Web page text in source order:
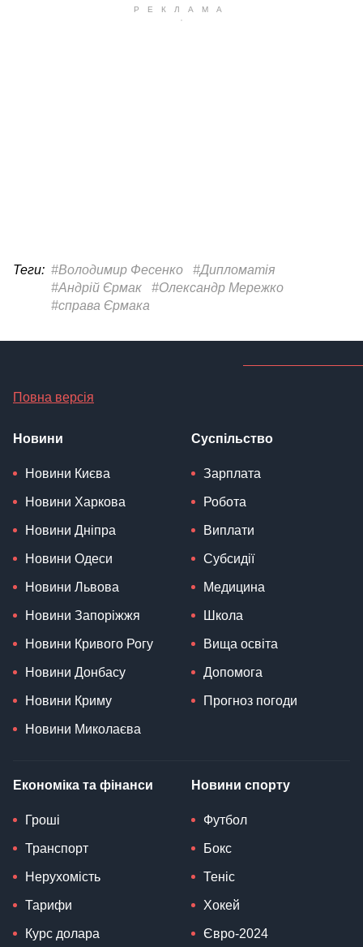
Теги: #Володимир Фесенко
#Дипломатія
#Андрій Єрмак
#Олександр Мережко
#справа Єрмака
Повна версія
Новини
Новини Києва
Новини Харкова
Новини Дніпра
Новини Одеси
Новини Львова
Новини Запоріжжя
Новини Кривого Рогу
Новини Донбасу
Новини Криму
Новини Миколаєва
Суспільство
Зарплата
Робота
Виплати
Субсидії
Медицина
Школа
Вища освіта
Допомога
Прогноз погоди
Економіка та фінанси
Гроші
Транспорт
Нерухомість
Тарифи
Курс долара
Новини спорту
Футбол
Бокс
Теніс
Хокей
Євро-2024